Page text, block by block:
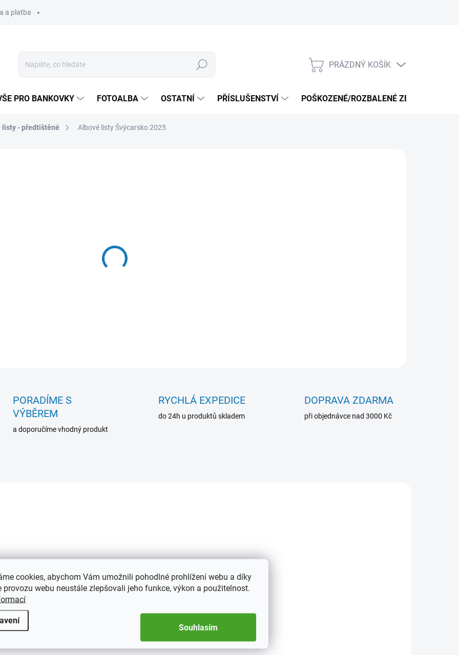
cookies, abychom Vám umožnili pohodlné prohlížení webu a díky
provozu webu neustále zlepšovali jeho funkce, výkon a použitelnost.
Souhlasím
a platba
Hledat
NÁKUPNÍ
PRÁZDNÝ KOŠÍK
PRO BANKOVKY FOTOALBA OSTATNÍ PŘÍSLUŠENSTVÍ POŠKOZENÉ/ROZBALENÉ ZBOŽÍ -
listy - předtištěné Albové listy Švýcarsko 2025
DETAILNÍ INFORMACE
PORADÍME S
VÝBĚREM
a doporučíme vhodný produkt
RYCHLÁ EXPEDICE
do 24h u produktů skladem
DOPRAVA ZDARMA
při objednávce nad 3000 Kč
listy Švýcarsko -
JUVETUTE 2023
2 TÝDNY